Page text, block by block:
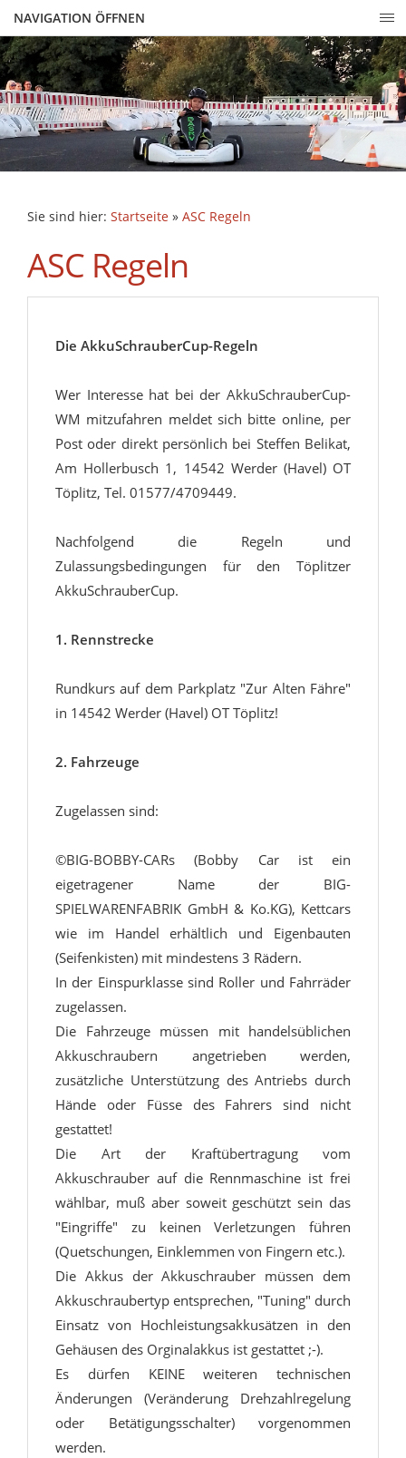
NAVIGATION ÖFFNEN
Sie sind hier: Startseite » ASC Regeln
ASC Regeln
Die AkkuSchrauberCup-Regeln
Wer Interesse hat bei der AkkuSchrauberCup-
WM mitzufahren meldet sich bitte online, per
Post oder direkt persönlich bei Steffen Belikat,
Am Hollerbusch 1, 14542 Werder (Havel) OT
Töplitz, Tel. 01577/4709449.
Nachfolgend die Regeln und
Zulassungsbedingungen für den Töplitzer
AkkuSchrauberCup.
1. Rennstrecke
Rundkurs auf dem Parkplatz "Zur Alten Fähre"
in 14542 Werder (Havel) OT Töplitz!
2. Fahrzeuge
Zugelassen sind:
©BIG-BOBBY-CARs (Bobby Car ist ein
eigetragener Name der BIG-
SPIELWARENFABRIK GmbH & Ko.KG), Kettcars
wie im Handel erhältlich und Eigenbauten
(Seifenkisten) mit mindestens 3 Rädern.
In der Einspurklasse sind Roller und Fahrräder
zugelassen.
Die Fahrzeuge müssen mit handelsüblichen
Akkuschraubern angetrieben werden,
zusätzliche Unterstützung des Antriebs durch
Hände oder Füsse des Fahrers sind nicht
gestattet!
Die Art der Kraftübertragung vom
Akkuschrauber auf die Rennmaschine ist frei
wählbar, muß aber soweit geschützt sein das
"Eingriffe" zu keinen Verletzungen führen
(Quetschungen, Einklemmen von Fingern etc.).
Die Akkus der Akkuschrauber müssen dem
Akkuschraubertyp entsprechen, "Tuning" durch
Einsatz von Hochleistungsakkusätzen in den
Gehäusen des Orginalakkus ist gestattet ;-).
Es dürfen KEINE weiteren technischen
Änderungen (Veränderung Drehzahlregelung
oder Betätigungsschalter) vorgenommen
werden.